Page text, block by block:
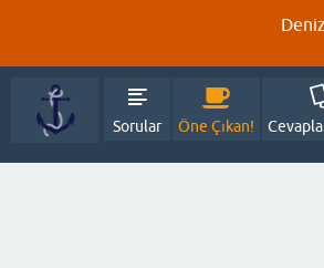
Sorular Öne Çıkan!